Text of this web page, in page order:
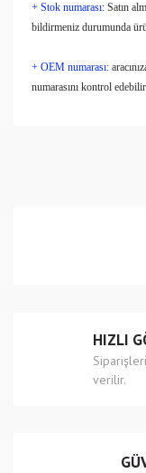
+ Stok numarası: Satın
bildirmeniz durumunda
+ OEM numarası:
numarasını kontrol
Ürün
Bu ürüne
HIZLI
verilir.